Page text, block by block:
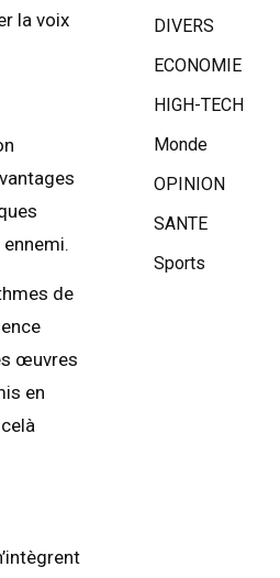
la voix
de
œuvres
en
DIVERS
ECONOMIE
HIGH-TECH
Monde
OPINION
SANTE
Sports